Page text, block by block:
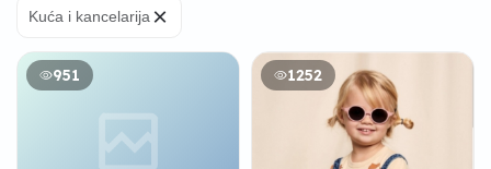
Kuća i kancelarija ×
951 1252